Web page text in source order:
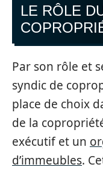
LE RÔLE
Par son rôle et
syndic de
place de choix
de la
exécutif et un
d’immeubles.